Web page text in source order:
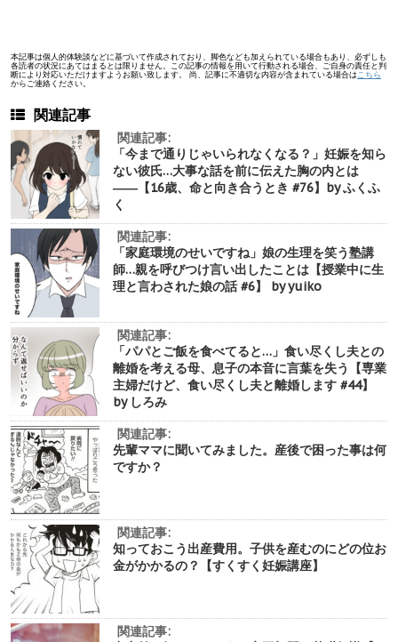
本記事は個人的体験談などに基づいて作成されており、脚色なども加えられている場合もあり、必ずしも
各読者の状況にあてはまるとは限りません。この記事の情報を用いて行動される場合、ご自身の責任と判
断により対応いただけますようお願い致します。 尚、記事に不適切な内容が含まれている場合は こちら
からご連絡ください。
関連記事
関連記事:
「今まで通りじゃいられなくなる？」妊娠を知ら
ない彼氏…大事な話を前に伝えた胸の内とは
――【16歳、命と向き合うとき #76】by ふくふ
く
関連記事:
「家庭環境のせいですね」娘の生理を笑う塾講
師…親を呼びつけ言い出したことは【授業中に生
理と言わされた娘の話 #6】 by yuiko
関連記事:
「パパとご飯を食べてると…」食い尽くし夫との
離婚を考える母、息子の本音に言葉を失う【専業
主婦だけど、食い尽くし夫と離婚します #44】
by しろみ
関連記事:
先輩ママに聞いてみました。産後で困った事は何
ですか？
関連記事:
知っておこう出産費用。子供を産むのにどの位お
金がかかるの？【すくすく妊娠講座】
関連記事: